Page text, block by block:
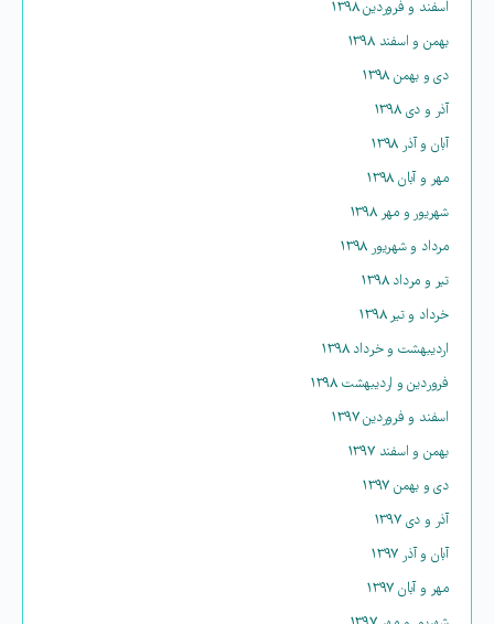
اسفند و فروردین ۱۳۹۸
بهمن و اسفند ۱۳۹۸
دی و بهمن ۱۳۹۸
آذر و دی ۱۳۹۸
آبان و آذر ۱۳۹۸
مهر و آبان ۱۳۹۸
شهریور و مهر ۱۳۹۸
مرداد و شهریور ۱۳۹۸
تیر و مرداد ۱۳۹۸
خرداد و تیر ۱۳۹۸
اردیبهشت و خرداد ۱۳۹۸
فروردین و اردیبهشت ۱۳۹۸
اسفند و فروردین ۱۳۹۷
بهمن و اسفند ۱۳۹۷
دی و بهمن ۱۳۹۷
آذر و دی ۱۳۹۷
آبان و آذر ۱۳۹۷
مهر و آبان ۱۳۹۷